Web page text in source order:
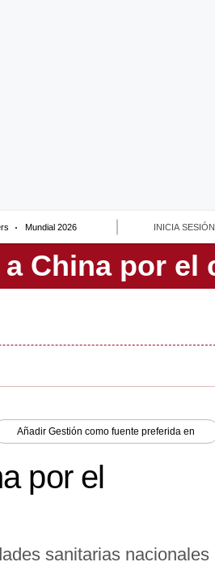
Mundial 2026 INICIA SESIÓN
Añadir Gestión como fuente preferida en
por el
sanitarias nacionales